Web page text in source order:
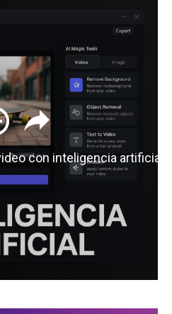
con inteligencia artificial